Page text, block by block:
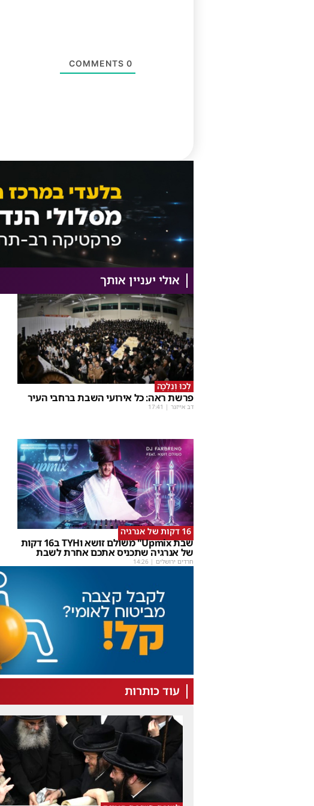
0
אולי יעניין אותך
לְכוּ וְנֵלְכָה
פרשת ראה: כל אירועי השבת ברחבי העיר
דב אייזנר |
17:41
16 דקות של אנרגיה
שבת Upmix" משולם זושא וTYH ב16 דקות
של אנרגיה שתכניס אתכם אחרת לשבת
חרדים ירושלים |
14:26
עוד כותרות